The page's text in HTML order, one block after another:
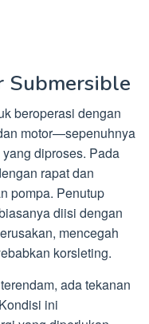
Submersible
beroperasi dengan
motor—sepenuhnya
diproses. Pada
rapat dan
pompa. Penutup
diisi dengan
mencegah
korsleting.
ada tekanan
ini